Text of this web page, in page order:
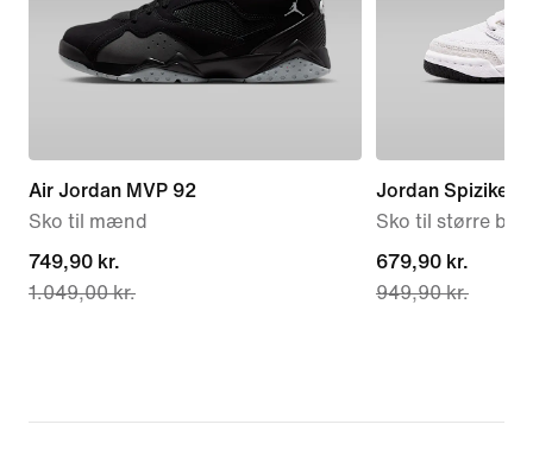
Air Jordan MVP 92
Sko til mænd
current
price
1.049,00 kr.
749,90 kr.
1.049,00 kr.
Jordan Spizike
Sko til større
current
price
949,90 kr.
679,90 kr.
949,90 kr.